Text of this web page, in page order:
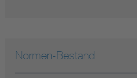
Normen-Bestand